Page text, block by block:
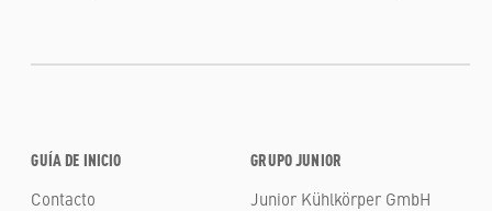
GUÍA DE INICIO
Contacto
GRUPO JUNIOR
Junior Kühlkörper GmbH